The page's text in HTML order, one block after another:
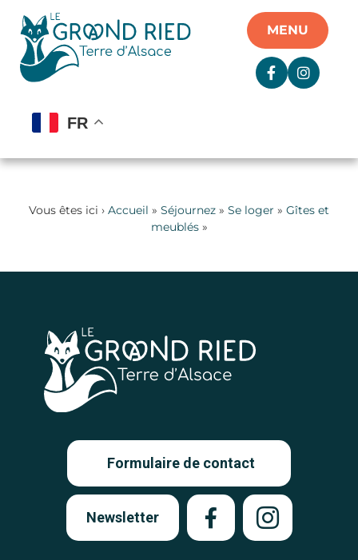
MENU
FR
Vous êtes ici › Accueil » Séjournez » Se loger » Gîtes et
meublés»
Formulaire de contact
Newsletter
Panneau de gestion des cookies